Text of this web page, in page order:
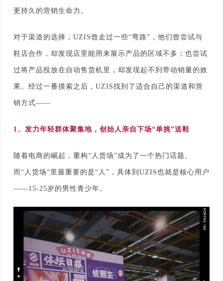
更持久的营销生命力。
对于渠道的选择，UZIS曾走过一些“弯路”，他们曾尝试与
鞋店合作，却发现店里能用来展示产品的区域不多；也尝试
过将产品投放在自动售货机里，却发现起不到带动销量的效
果。经过一番摸索之后，UZIS找到了适合自己的渠道和营
销方式——
1、 发力年轻群体聚集地，创始人亲自下场“单挑”送鞋
随着电商的崛起，重构“人货场”成为了一个热门话题。
而“人货场”里最重要的是“人”，具体到UZIS也就是核心用户
——15-25岁的男性青少年。